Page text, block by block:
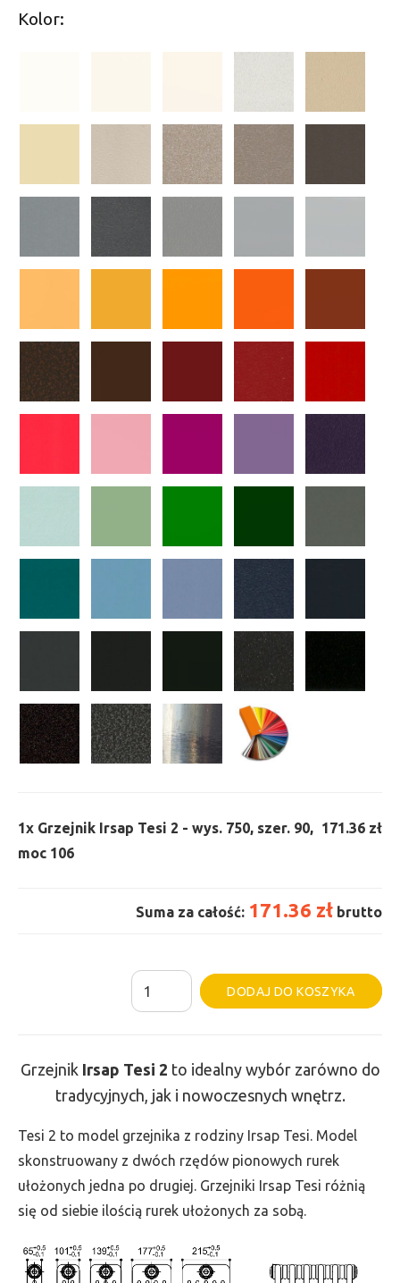
Kolor:
1x Grzejnik Irsap Tesi 2 - wys. 750, szer. 90,
moc 106
171.36 zł
Suma za całość: 171.36 zł brutto
ilość
Grzejnik
-
wys.
750,
szer.
90,
106
DODAJ DO KOSZYKA
Grzejnik Irsap Tesi 2 to idealny wybór zarówno do
tradycyjnych, jak i nowoczesnych wnętrz.
Tesi 2 to model grzejnika z rodziny Irsap Tesi. Model
skonstruowany z dwóch rzędów pionowych rurek
ułożonych jedna po drugiej. Grzejniki Irsap Tesi różnią
się od siebie ilością rurek ułożonych za sobą.